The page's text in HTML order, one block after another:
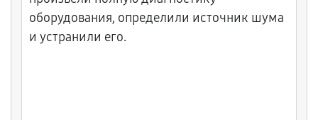
оборудования, определили источник шума
и устранили его.